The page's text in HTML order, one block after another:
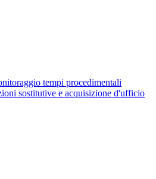
tempi procedimentali
sostitutive e acquisizione d'ufficio